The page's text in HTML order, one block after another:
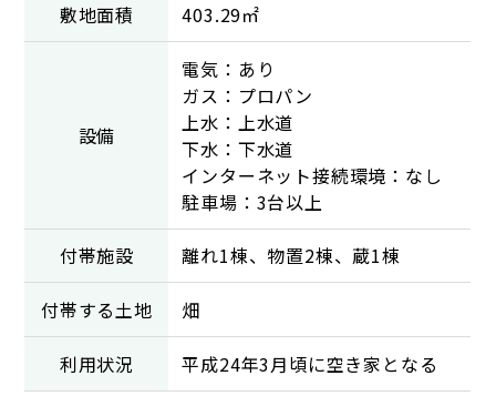
敷地面積 403.29㎡
設備
電気：あり
ガス：プロパン
上水：上水道
下水：下水道
インターネット接続環境：なし
駐車場：3台以上
付帯施設
離れ1棟、物置2棟、蔵1棟
付帯する土地 畑
利用状況 平成24年3月頃に空き家となる